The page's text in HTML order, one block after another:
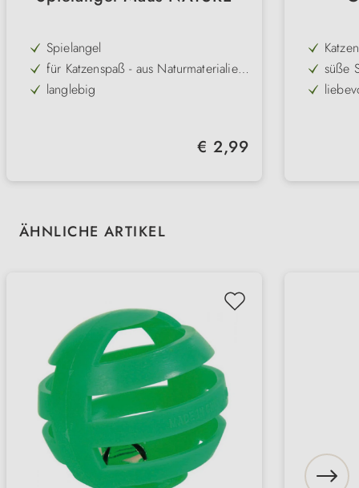
Spielangel
für Katzenspaß - aus Naturmaterialien
mit Maus am Ende der Schnur
langlebig
Regulärer Preis:
€ 2,99
süße
&
Produktgalerie überspringen
ÄHNLICHE ARTIKEL